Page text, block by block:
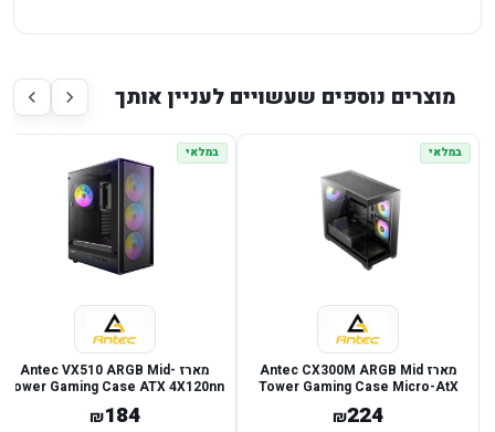
מוצרים נוספים שעשויים לעניין אותך
במלאי
מארז Antec CX300M ARGB Mid
Tower Gaming Case Micro-AtX
₪224
במלאי
מארז Antec VX510 ARGB Mid-
Tower Gaming Case ATX 4X120nn
ARGB Fans
₪184